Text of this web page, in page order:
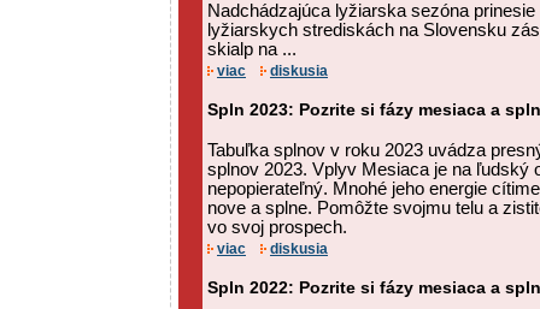
Nadchádzajúca lyžiarska sezóna
lyžiarskych strediskách na Slovensku
skialp na ...
viac diskusia
Spln 2023: Pozrite si fázy mesiaca a
Tabuľka splnov v roku 2023 uvádza
splnov 2023. Vplyv Mesiaca je na ľudský
nepopierateľný. Mnohé jeho energie
nove a splne. Pomôžte svojmu telu a
vo svoj prospech.
viac diskusia
Spln 2022: Pozrite si fázy mesiaca a